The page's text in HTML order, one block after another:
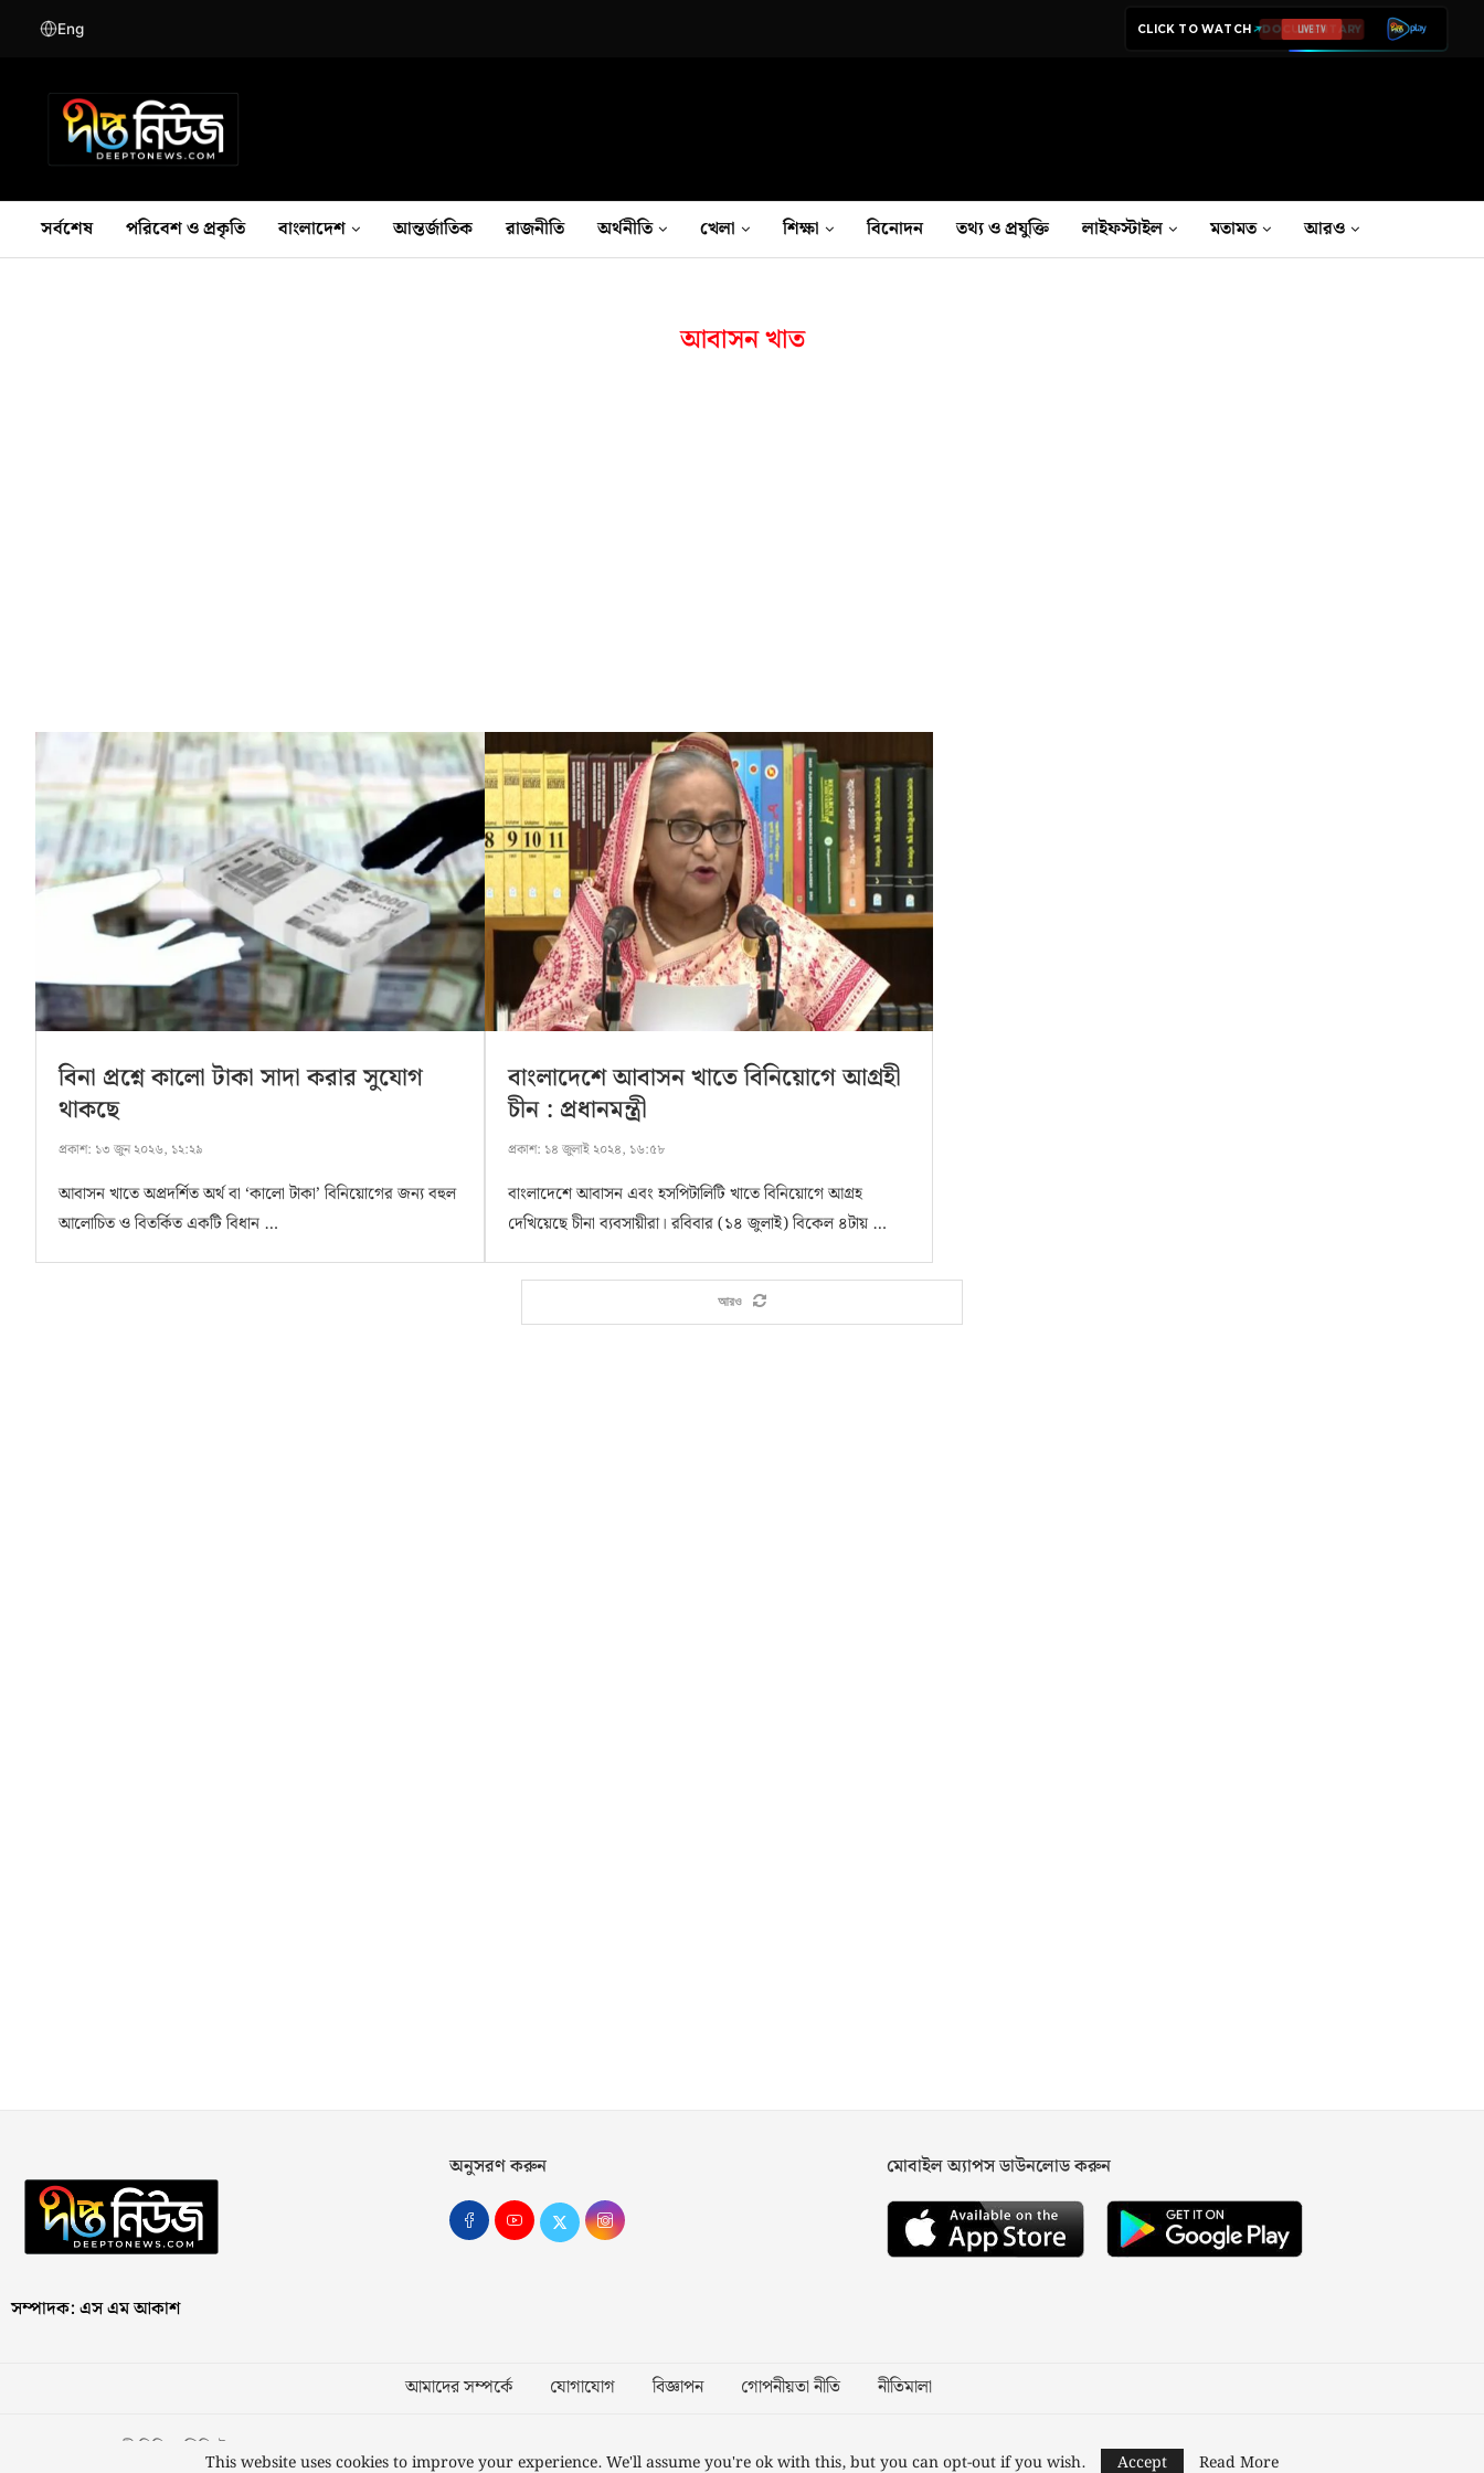
Eng CLICK TO WATCH LIVE TV
সর্বশেষ পরিবেশ ও প্রকৃতি বাংলাদেশ আন্তর্জাতিক রাজনীতি অর্থনীতি খেলা শিক্ষা বিনোদন তথ‍্য ও প্রযুক্তি লাইফস্টাইল মতামত আরও
আবাসন খাত
বিনা প্রশ্নে কালো টাকা সাদা করার সুযোগ
থাকছে
প্রকাশ: ১৩ জুন ২০২৬, ১২:২৯
আবাসন খাতে অপ্রদর্শিত অর্থ বা ‘কালো টাকা’ বিনিয়োগের জন্য বহুল
আলোচিত ও বিতর্কিত একটি বিধান …
বাংলাদেশে আবাসন খাতে বিনিয়োগে আগ্রহী
চীন : প্রধানমন্ত্রী
প্রকাশ: ১৪ জুলাই ২০২৪, ১৬:৫৮
বাংলাদেশে আবাসন এবং হসপিটালিটি খাতে বিনিয়োগে আগ্রহ
দেখিয়েছে চীনা ব্যবসায়ীরা। রবিবার (১৪ জুলাই) বিকেল ৪টায় …
আরও
সম্পাদক: এস এম আকাশ
অনুসরণ করুন মোবাইল অ্যাপস ডাউনলোড করুন
আমাদের সম্পর্কে যোগাযোগ বিজ্ঞাপন গোপনীয়তা নীতি নীতিমালা
স্বত্ব © ২০২৩ কাজী মিডিয়া লিমিটেড Designed and Developed byNusratech Pte Ltd.
This website uses cookies to improve your experience. We'll assume you're ok with this, but you can opt-out if you wish. Accept Read More